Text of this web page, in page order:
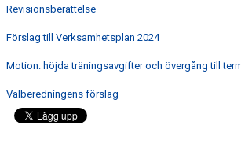
Revisionsberättelse
Förslag till Verksamhetsplan 2024
Motion: höjda träningsavgifter och övergång till
Valberedningens förslag